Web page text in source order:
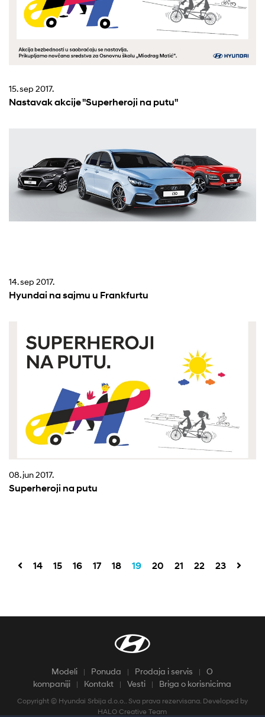
15. sep 2017.
Nastavak akcije "Superheroji na putu"
14. sep 2017.
Hyundai na sajmu u Frankfurtu
08. jun 2017.
Superheroji na putu
14 15 16 17 18 19 20 21 22 23
Modeli Ponuda Prodaja i servis
O
kompaniji
Kontakt Vesti Briga o korisnicima
Copyright © Hyundai Srbija d.o.o.. Sva prava rezervisana. Developed by
HALO Creative Team